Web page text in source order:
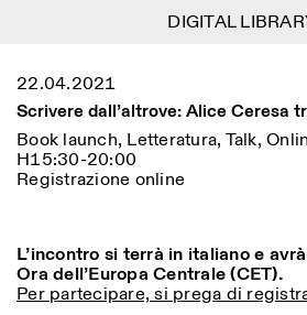
Menu
Lingua
Calendario
Archivio
Blog
Organizzazione
Information
ISTITUTO SVIZZERO
ROMA
Villa
Via
vicino
Filtri
Area di appartenenza
Arte
Roma
Tutte
22.04.2021
Scrivere dall’altrove: Alice Ceresa
Book launch, Letteratura, Talk,
H15:30-20:00
Registrazione online
L’incontro si terrà in italiano e
Ora dell’Europa Centrale (CET).
Per partecipare, si prega di
DIGITAL
DIGITAL